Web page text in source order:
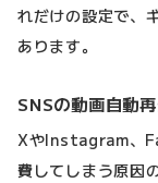
れだけの設定で、
あります。
SNSの動画自動
XやInstagram、
費してしまう原因